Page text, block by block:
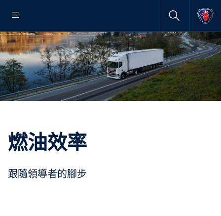
燃油效率
跟隨領導者的腳步